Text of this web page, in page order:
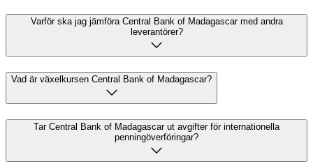
Varför ska jag jämföra Central Bank of Madagascar med andra
leverantörer?
Vad är växelkursen Central Bank of Madagascar?
Tar Central Bank of Madagascar ut avgifter för internationella
penningöverföringar?